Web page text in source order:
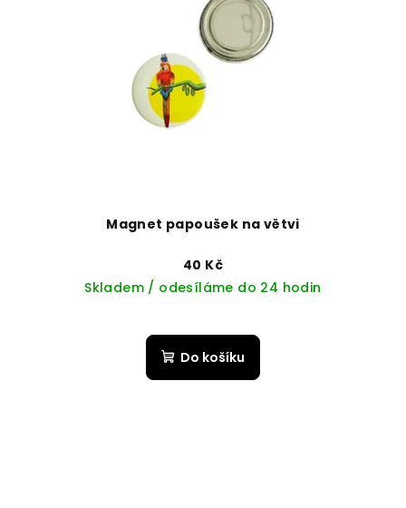
Magnet papoušek na větvi
40 Kč
Skladem / odesíláme do 24 hodin
Do košíku